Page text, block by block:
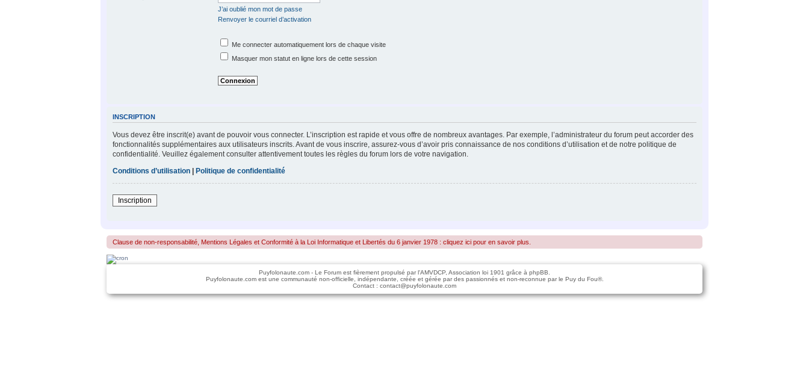
J’ai oublié mon mot de passe
Renvoyer le courriel d’activation
Me connecter automatiquement lors de chaque visite
Masquer mon statut en ligne lors de cette session
INSCRIPTION
Vous devez être inscrit(e) avant de pouvoir vous connecter. L’inscription est rapide et vous offre de nombreux avantages. Par exemple, l’administrateur du forum peut accorder des
fonctionnalités supplémentaires aux utilisateurs inscrits. Avant de vous inscrire, assurez-vous d’avoir pris connaissance de nos conditions d’utilisation et de notre politique de
confidentialité. Veuillez également consulter attentivement toutes les règles du forum lors de votre navigation.
Conditions d’utilisation
Politique de confidentialité
Inscription
Clause de non-responsabilité, Mentions Légales et Conformité à la Loi Informatique et Libertés du 6 janvier 1978 : cliquez ici pour en savoir plus.
Puyfolonaute.com - Le Forum est fièrement propulsé par l'AMVDCP, Association loi 1901 grâce à phpBB.
Puyfolonaute.com est une communauté non-officielle, indépendante, créée et gérée par des passionnés et non-reconnue par le Puy du Fou®.
Contact : contact@puyfolonaute.com